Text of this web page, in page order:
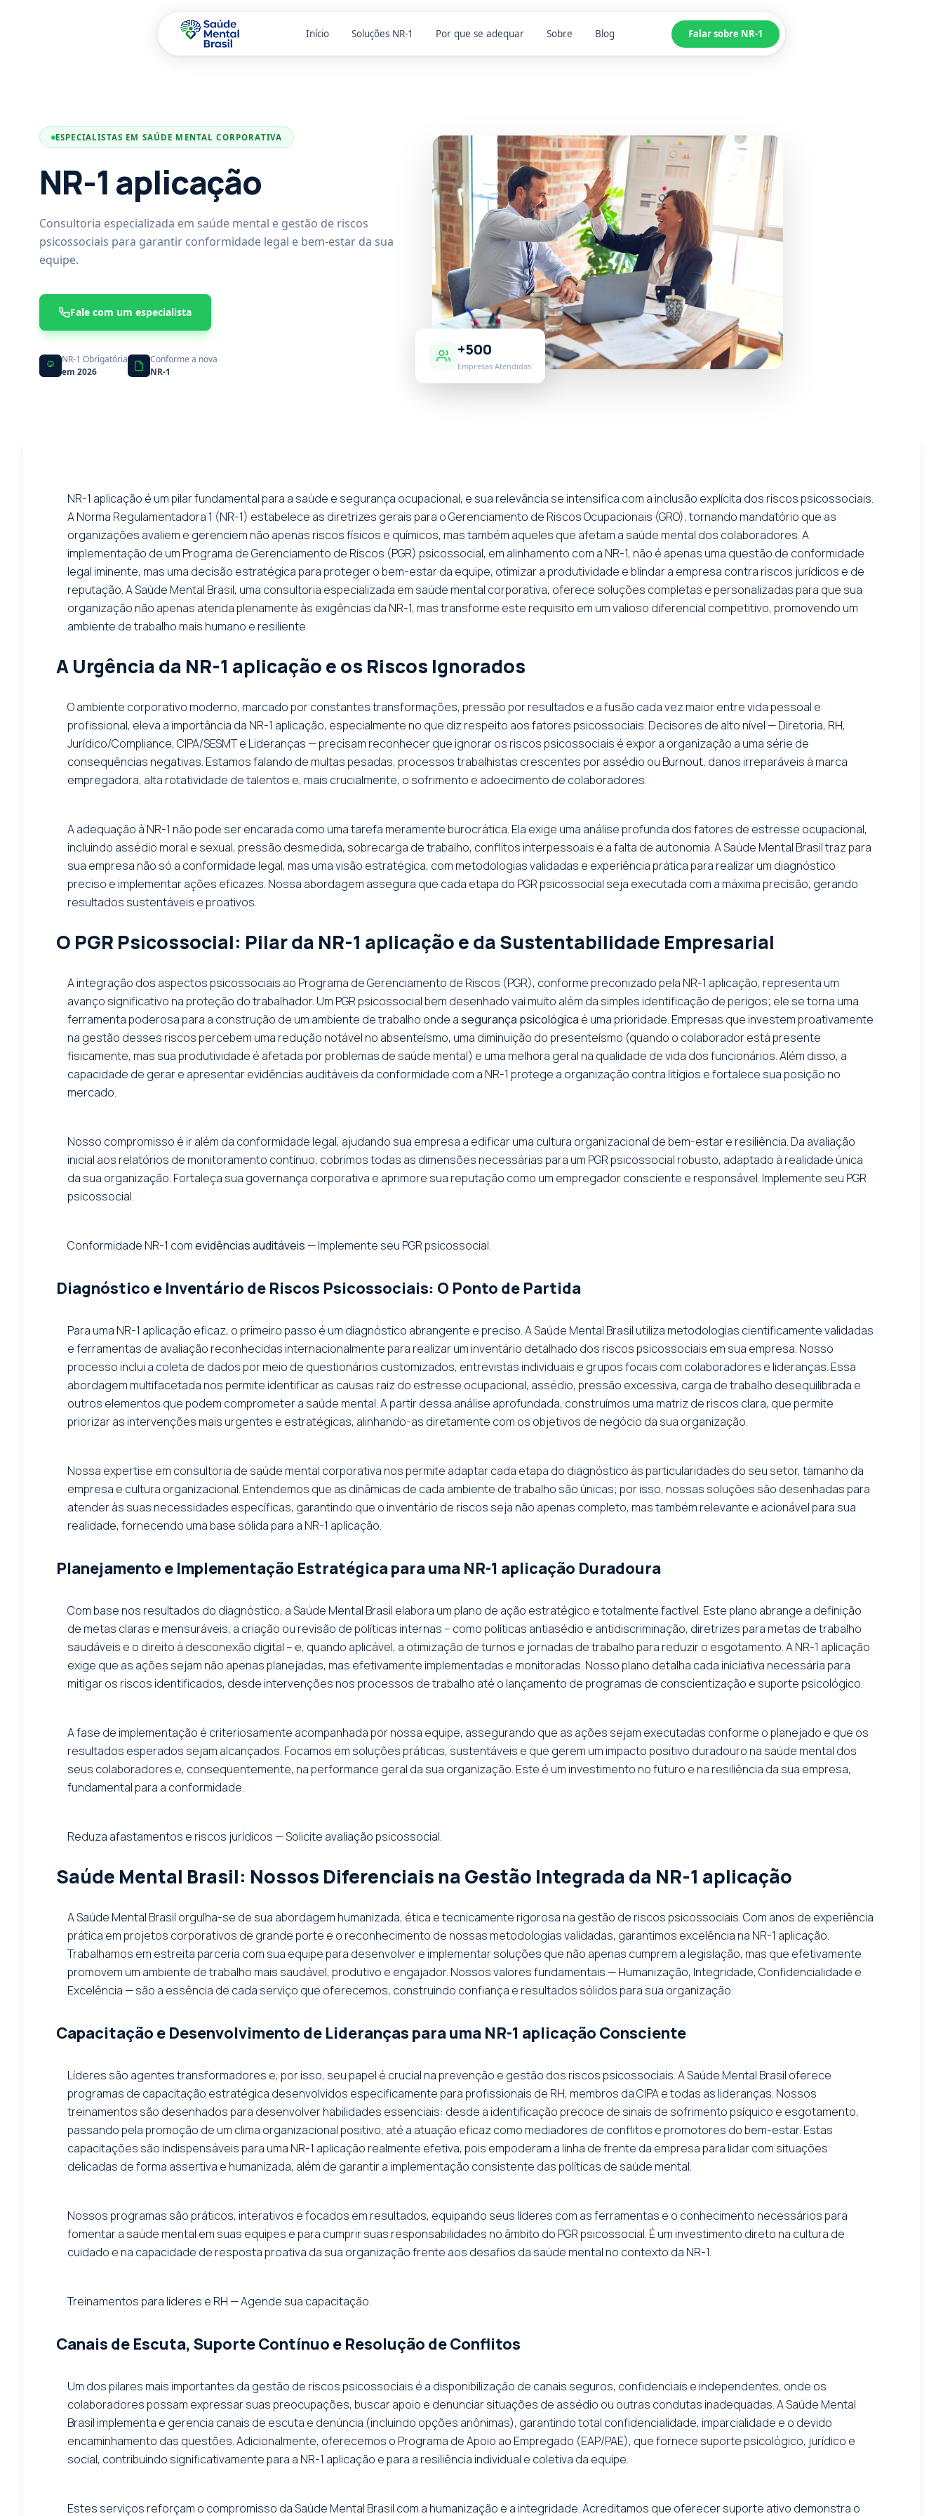
Início Soluções NR-1 Por que se adequar Sobre Blog Falar sobre NR-1
ESPECIALISTAS EM SAÚDE MENTAL CORPORATIVA
NR-1 aplicação
Consultoria especializada em saúde mental e gestão de riscos
psicossociais para garantir conformidade legal e bem-estar da sua
equipe.
Fale com um especialista
NR-1 Obrigatória
em 2026
Conforme a nova
NR-1
+500
Empresas Atendidas
NR-1 aplicação é um pilar fundamental para a saúde e segurança ocupacional, e sua relevância se intensifica com a inclusão explícita dos riscos psicossociais.
A Norma Regulamentadora 1 (NR-1) estabelece as diretrizes gerais para o Gerenciamento de Riscos Ocupacionais (GRO), tornando mandatório que as
organizações avaliem e gerenciem não apenas riscos físicos e químicos, mas também aqueles que afetam a saúde mental dos colaboradores. A
implementação de um Programa de Gerenciamento de Riscos (PGR) psicossocial, em alinhamento com a NR-1, não é apenas uma questão de conformidade
legal iminente, mas uma decisão estratégica para proteger o bem-estar da equipe, otimizar a produtividade e blindar a empresa contra riscos jurídicos e de
reputação. A Saúde Mental Brasil, uma consultoria especializada em saúde mental corporativa, oferece soluções completas e personalizadas para que sua
organização não apenas atenda plenamente às exigências da NR-1, mas transforme este requisito em um valioso diferencial competitivo, promovendo um
ambiente de trabalho mais humano e resiliente.
A Urgência da NR-1 aplicação e os Riscos Ignorados
O ambiente corporativo moderno, marcado por constantes transformações, pressão por resultados e a fusão cada vez maior entre vida pessoal e
profissional, eleva a importância da NR-1 aplicação, especialmente no que diz respeito aos fatores psicossociais. Decisores de alto nível — Diretoria, RH,
Jurídico/Compliance, CIPA/SESMT e Lideranças — precisam reconhecer que ignorar os riscos psicossociais é expor a organização a uma série de
consequências negativas. Estamos falando de multas pesadas, processos trabalhistas crescentes por assédio ou Burnout, danos irreparáveis à marca
empregadora, alta rotatividade de talentos e, mais crucialmente, o sofrimento e adoecimento de colaboradores.
A adequação à NR-1 não pode ser encarada como uma tarefa meramente burocrática. Ela exige uma análise profunda dos fatores de estresse ocupacional,
incluindo assédio moral e sexual, pressão desmedida, sobrecarga de trabalho, conflitos interpessoais e a falta de autonomia. A Saúde Mental Brasil traz para
sua empresa não só a conformidade legal, mas uma visão estratégica, com metodologias validadas e experiência prática para realizar um diagnóstico
preciso e implementar ações eficazes. Nossa abordagem assegura que cada etapa do PGR psicossocial seja executada com a máxima precisão, gerando
resultados sustentáveis e proativos.
O PGR Psicossocial: Pilar da NR-1 aplicação e da Sustentabilidade Empresarial
A integração dos aspectos psicossociais ao Programa de Gerenciamento de Riscos (PGR), conforme preconizado pela NR-1 aplicação, representa um
avanço significativo na proteção do trabalhador. Um PGR psicossocial bem desenhado vai muito além da simples identificação de perigos; ele se torna uma
ferramenta poderosa para a construção de um ambiente de trabalho onde asegurança psicológica é uma prioridade. Empresas que investem proativamente
na gestão desses riscos percebem uma redução notável no absenteísmo, uma diminuição do presenteísmo (quando o colaborador está presente
fisicamente, mas sua produtividade é afetada por problemas de saúde mental) e uma melhora geral na qualidade de vida dos funcionários. Além disso, a
capacidade de gerar e apresentar evidências auditáveis da conformidade com a NR-1 protege a organização contra litígios e fortalece sua posição no
mercado.
Nosso compromisso é ir além da conformidade legal, ajudando sua empresa a edificar uma cultura organizacional de bem-estar e resiliência. Da avaliação
inicial aos relatórios de monitoramento contínuo, cobrimos todas as dimensões necessárias para um PGR psicossocial robusto, adaptado à realidade única
da sua organização. Fortaleça sua governança corporativa e aprimore sua reputação como um empregador consciente e responsável. Implemente seu PGR
psicossocial.
Conformidade NR-1 comevidências auditáveis — Implemente seu PGR psicossocial.
Diagnóstico e Inventário de Riscos Psicossociais: O Ponto de Partida
Para uma NR-1 aplicação eficaz, o primeiro passo é um diagnóstico abrangente e preciso. A Saúde Mental Brasil utiliza metodologias cientificamente validadas
e ferramentas de avaliação reconhecidas internacionalmente para realizar um inventário detalhado dos riscos psicossociais em sua empresa. Nosso
processo inclui a coleta de dados por meio de questionários customizados, entrevistas individuais e grupos focais com colaboradores e lideranças. Essa
abordagem multifacetada nos permite identificar as causas raiz do estresse ocupacional, assédio, pressão excessiva, carga de trabalho desequilibrada e
outros elementos que podem comprometer a saúde mental. A partir dessa análise aprofundada, construímos uma matriz de riscos clara, que permite
priorizar as intervenções mais urgentes e estratégicas, alinhando-as diretamente com os objetivos de negócio da sua organização.
Nossa expertise em consultoria de saúde mental corporativa nos permite adaptar cada etapa do diagnóstico às particularidades do seu setor, tamanho da
empresa e cultura organizacional. Entendemos que as dinâmicas de cada ambiente de trabalho são únicas; por isso, nossas soluções são desenhadas para
atender às suas necessidades específicas, garantindo que o inventário de riscos seja não apenas completo, mas também relevante e acionável para sua
realidade, fornecendo uma base sólida para a NR-1 aplicação.
Planejamento e Implementação Estratégica para uma NR-1 aplicação Duradoura
Com base nos resultados do diagnóstico, a Saúde Mental Brasil elabora um plano de ação estratégico e totalmente factível. Este plano abrange a definição
de metas claras e mensuráveis, a criação ou revisão de políticas internas – como políticas antiasédio e antidiscriminação, diretrizes para metas de trabalho
saudáveis e o direito à desconexão digital – e, quando aplicável, a otimização de turnos e jornadas de trabalho para reduzir o esgotamento. A NR-1 aplicação
exige que as ações sejam não apenas planejadas, mas efetivamente implementadas e monitoradas. Nosso plano detalha cada iniciativa necessária para
mitigar os riscos identificados, desde intervenções nos processos de trabalho até o lançamento de programas de conscientização e suporte psicológico.
A fase de implementação é criteriosamente acompanhada por nossa equipe, assegurando que as ações sejam executadas conforme o planejado e que os
resultados esperados sejam alcançados. Focamos em soluções práticas, sustentáveis e que gerem um impacto positivo duradouro na saúde mental dos
seus colaboradores e, consequentemente, na performance geral da sua organização. Este é um investimento no futuro e na resiliência da sua empresa,
fundamental para a conformidade.
Reduza afastamentos e riscos jurídicos — Solicite avaliação psicossocial.
Saúde Mental Brasil: Nossos Diferenciais na Gestão Integrada da NR-1 aplicação
A Saúde Mental Brasil orgulha-se de sua abordagem humanizada, ética e tecnicamente rigorosa na gestão de riscos psicossociais. Com anos de experiência
prática em projetos corporativos de grande porte e o reconhecimento de nossas metodologias validadas, garantimos excelência na NR-1 aplicação.
Trabalhamos em estreita parceria com sua equipe para desenvolver e implementar soluções que não apenas cumprem a legislação, mas que efetivamente
promovem um ambiente de trabalho mais saudável, produtivo e engajador. Nossos valores fundamentais — Humanização, Integridade, Confidencialidade e
Excelência — são a essência de cada serviço que oferecemos, construindo confiança e resultados sólidos para sua organização.
Capacitação e Desenvolvimento de Lideranças para uma NR-1 aplicação Consciente
Líderes são agentes transformadores e, por isso, seu papel é crucial na prevenção e gestão dos riscos psicossociais. A Saúde Mental Brasil oferece
programas de capacitação estratégica desenvolvidos especificamente para profissionais de RH, membros da CIPA e todas as lideranças. Nossos
treinamentos são desenhados para desenvolver habilidades essenciais: desde a identificação precoce de sinais de sofrimento psíquico e esgotamento,
passando pela promoção de um clima organizacional positivo, até a atuação eficaz como mediadores de conflitos e promotores do bem-estar. Estas
capacitações são indispensáveis para uma NR-1 aplicação realmente efetiva, pois empoderam a linha de frente da empresa para lidar com situações
delicadas de forma assertiva e humanizada, além de garantir a implementação consistente das políticas de saúde mental.
Nossos programas são práticos, interativos e focados em resultados, equipando seus líderes com as ferramentas e o conhecimento necessários para
fomentar a saúde mental em suas equipes e para cumprir suas responsabilidades no âmbito do PGR psicossocial. É um investimento direto na cultura de
cuidado e na capacidade de resposta proativa da sua organização frente aos desafios da saúde mental no contexto da NR-1.
Treinamentos para líderes e RH — Agende sua capacitação.
Canais de Escuta, Suporte Contínuo e Resolução de Conflitos
Um dos pilares mais importantes da gestão de riscos psicossociais é a disponibilização de canais seguros, confidenciais e independentes, onde os
colaboradores possam expressar suas preocupações, buscar apoio e denunciar situações de assédio ou outras condutas inadequadas. A Saúde Mental
Brasil implementa e gerencia canais de escuta e denúncia (incluindo opções anônimas), garantindo total confidencialidade, imparcialidade e o devido
encaminhamento das questões. Adicionalmente, oferecemos o Programa de Apoio ao Empregado (EAP/PAE), que fornece suporte psicológico, jurídico e
social, contribuindo significativamente para a NR-1 aplicação e para a resiliência individual e coletiva da equipe.
Estes serviços reforçam o compromisso da Saúde Mental Brasil com a humanização e a integridade. Acreditamos que oferecer suporte ativo demonstra o